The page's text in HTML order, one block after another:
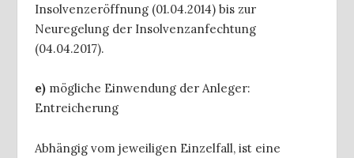
Insolvenzeröffnung (01.04.2014) bis zur
Neuregelung der Insolvenzanfechtung
(04.04.2017).
e) mögliche Einwendung der Anleger:
Entreicherung
Abhängig vom jeweiligen Einzelfall, ist eine